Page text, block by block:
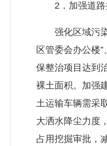
2．加强道路
强化区域污染
区管委会办公楼
保整治项目达到
裸土面积。加强
土运输车辆需采
大洒水降尘力度
占用挖掘审批，